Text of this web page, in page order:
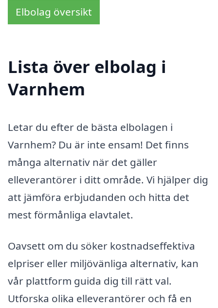
Elbolag översikt
Lista över elbolag i
Varnhem
Letar du efter de bästa elbolagen i
Varnhem? Du är inte ensam! Det finns
många alternativ när det gäller
elleverantörer i ditt område. Vi hjälper dig
att jämföra erbjudanden och hitta det
mest förmånliga elavtalet.
Oavsett om du söker kostnadseffektiva
elpriser eller miljövänliga alternativ, kan
vår plattform guida dig till rätt val.
Utforska olika elleverantörer och få en